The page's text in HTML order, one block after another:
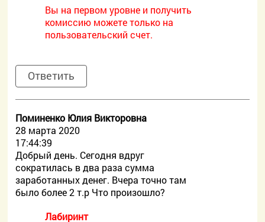
Вы на первом уровне и получить
комиссию можете только на
пользовательский счет.
Ответить
Поминенко Юлия Викторовна
28 марта 2020
17:44:39
Добрый день. Сегодня вдруг
сократилась в два раза сумма
заработанных денег. Вчера точно там
было более 2 т.р Что произошло?
Лабиринт